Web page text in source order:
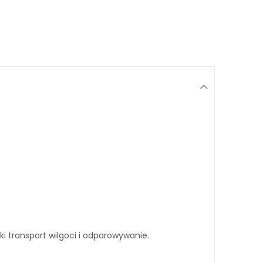
transport wilgoci i odparowywanie.